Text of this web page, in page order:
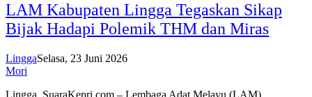
LAM Kabupaten Lingga Tegaskan Sikap
Bijak Hadapi Polemik THM dan Miras
LinggaSelasa, 23 Juni 2026
Mori